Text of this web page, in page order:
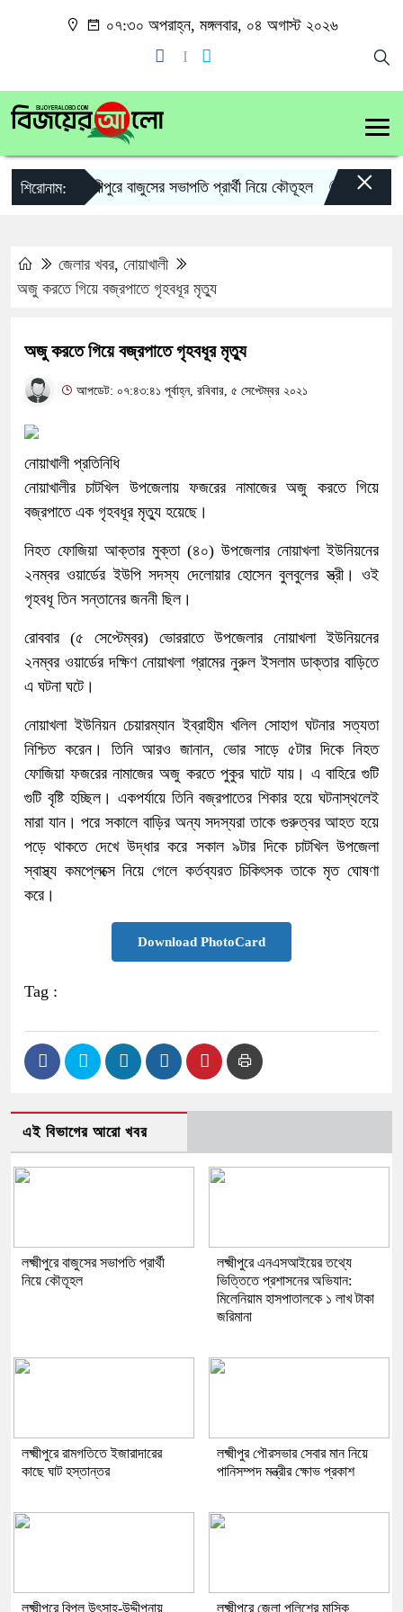
০৭:৩০ অপরাহ্ন, মঙ্গলবার, ০৪ অগাস্ট ২০২৬
শিরোনাম:লক্ষ্মীপুরে বাজুসের সভাপতি প্রার্থী নিয়ে কৌতূহল লক্ষ্মীপুরে
×
জেলার খবর, নোয়াখালী
অজু করতে গিয়ে বজ্রপাতে গৃহবধূর মৃত্যু
অজু করতে গিয়ে বজ্রপাতে গৃহবধূর মৃত্যু
আপডেট: ০৭:৪৩:৪১ পূর্বাহ্ন, রবিবার, ৫ সেপ্টেম্বর ২০২১
নোয়াখালী প্রতিনিধি
নোয়াখালীর চাটখিল উপজেলায় ফজরের নামাজের অজু করতে গিয়ে
বজ্রপাতে এক গৃহবধূর মৃত্যু হয়েছে।
নিহত ফোজিয়া আক্তার মুক্তা (৪০) উপজেলার নোয়াখলা ইউনিয়নের
২নম্বর ওয়ার্ডের ইউপি সদস্য দেলোয়ার হোসেন বুলবুলের স্ত্রী। ওই
গৃহবধূ তিন সন্তানের জননী ছিল।
রোববার (৫ সেপ্টেম্বর) ভোররাতে উপজেলার নোয়াখলা ইউনিয়নের
২নম্বর ওয়ার্ডের দক্ষিণ নোয়াখলা গ্রামের নুরুল ইসলাম ডাক্তার বাড়িতে
এ ঘটনা ঘটে।
নোয়াখলা ইউনিয়ন চেয়ারম্যান ইব্রাহীম খলিল সোহাগ ঘটনার সত্যতা
নিশ্চিত করেন। তিনি আরও জানান, ভোর সাড়ে ৫টার দিকে নিহত
ফোজিয়া ফজরের নামাজের অজু করতে পুকুর ঘাটে যায়। এ বাহিরে গুটি
গুটি বৃষ্টি হচ্ছিল। একপর্যায়ে তিনি বজ্রপাতের শিকার হয়ে ঘটনাস্থলেই
মারা যান। পরে সকালে বাড়ির অন্য সদস্যরা তাকে গুরুত্বর আহত হয়ে
পড়ে থাকতে দেখে উদ্ধার করে সকাল ৯টার দিকে চাটখিল উপজেলা
স্বাস্থ্য কমপ্লেক্সে নিয়ে গেলে কর্তব্যরত চিকিৎসক তাকে মৃত ঘোষণা
করে।
Download PhotoCard
Tag :
এই বিভাগের আরো খবর
লক্ষ্মীপুরে বাজুসের সভাপতি প্রার্থী
নিয়ে কৌতূহল
লক্ষ্মীপুরে এনএসআইয়ের তথ্যে
ভিত্তিতে প্রশাসনের অভিযান:
মিলেনিয়াম হাসপাতালকে ১ লাখ টাকা
জরিমানা
লক্ষ্মীপুরে রামগতিতে ইজারাদারের
কাছে ঘাট হস্তান্তর
লক্ষ্মীপুর পৌরসভার সেবার মান নিয়ে
পানিসম্পদ মন্ত্রীর ক্ষোভ প্রকাশ
লক্ষ্মীপুরে বিপুল উৎসাহ-উদ্দীপনায় লক্ষ্মীপুরে জেলা পুলিশের মাসিক